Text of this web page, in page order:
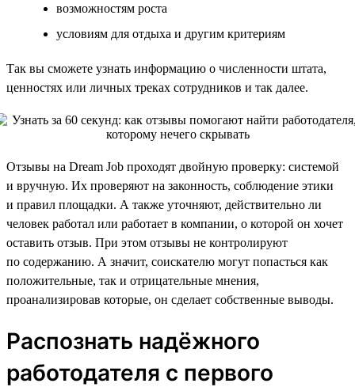
возможностям роста
условиям для отдыха и другим критериям
Так вы сможете узнать информацию о численности штата,
ценностях или личных треках сотрудников и так далее.
Отзывы на Dream Job проходят двойную проверку: системой
и вручную. Их проверяют на законность, соблюдение этики
и правил площадки. А также уточняют, действительно ли
человек работал или работает в компании, о которой он хочет
оставить отзыв. При этом отзывы не контролируют
по содержанию. А значит, соискателю могут попасться как
положительные, так и отрицательные мнения,
проанализировав которые, он сделает собственные выводы.
Распознать надёжного
работодателя с первого